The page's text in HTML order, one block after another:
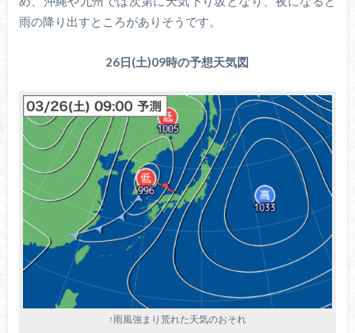
雨の降り出すところがありそうです。
26日(土)09時の予想天気図
↑雨風強まり荒れた天気のおそれ